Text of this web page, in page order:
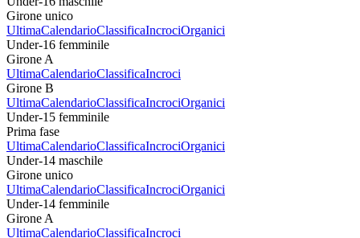
Girone unico
UltimaCalendarioClassificaIncrociOrganici
Under-16 femminile
Girone A
UltimaCalendarioClassificaIncroci
Girone B
UltimaCalendarioClassificaIncrociOrganici
Under-15 femminile
Prima fase
UltimaCalendarioClassificaIncrociOrganici
Under-14 maschile
Girone unico
UltimaCalendarioClassificaIncrociOrganici
Under-14 femminile
Girone A
UltimaCalendarioClassificaIncroci